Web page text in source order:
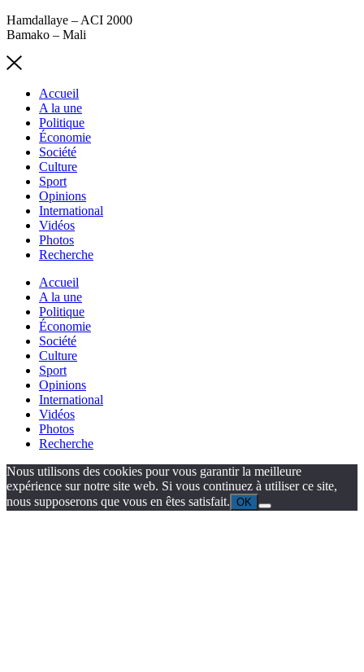
Hamdallaye – ACI 2000
Bamako – Mali
Accueil
A la une
Politique
Économie
Société
Culture
Sport
Opinions
International
Vidéos
Photos
Recherche
Accueil
A la une
Politique
Économie
Société
Culture
Sport
Opinions
International
Vidéos
Photos
Recherche
Nous utilisons des cookies pour vous garantir la meilleure
expérience sur notre site web. Si vous continuez à utiliser ce site,
nous supposerons que vous en êtes satisfait. OK